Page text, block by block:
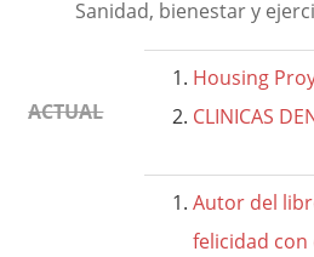
Sanidad, bienestar y
ACTUAL
Housing
CLINICAS
Autor del
felicidad